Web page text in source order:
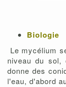
Biologie
Le mycélium
niveau du sol,
donne des
l'eau, d'abord